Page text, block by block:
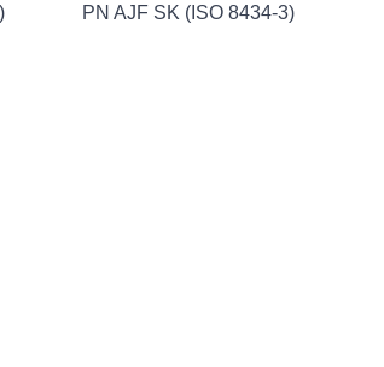
PN AJF SK (ISO 8434-3)